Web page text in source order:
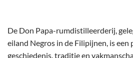
De Don Papa-rumdistilleerderij,
eiland Negros in de Filipijnen, is
geschiedenis, traditie en